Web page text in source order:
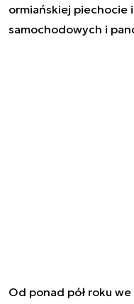
ormiańskiej piechocie
samochodowych i
Od ponad pół roku